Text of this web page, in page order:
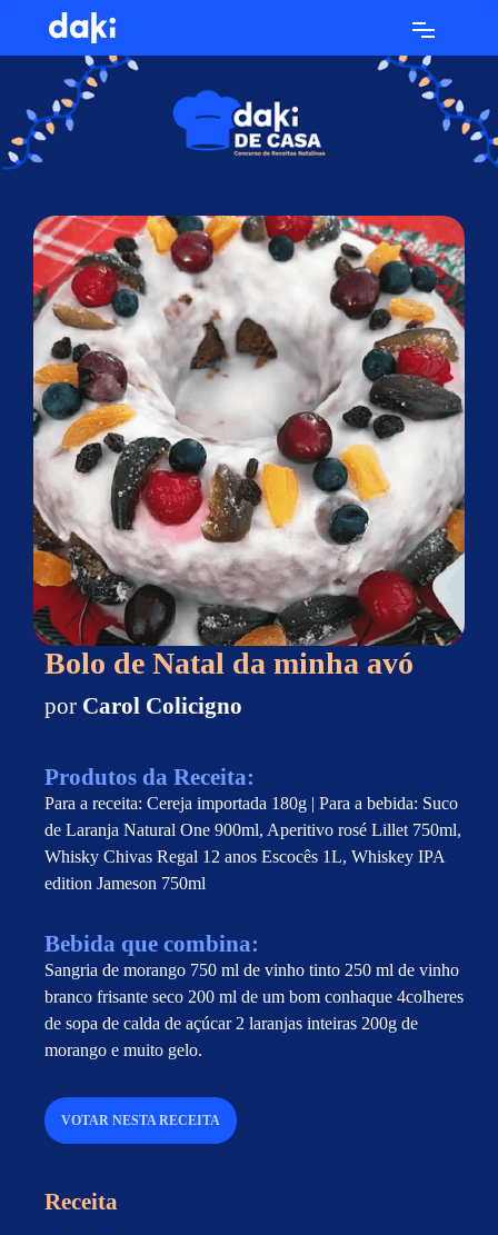
Bolo de Natal da minha avó
por Carol Colicigno
Produtos da Receita:
Para a receita: Cereja importada 180g | Para a bebida: Suco
de Laranja Natural One 900ml, Aperitivo rosé Lillet 750ml,
Whisky Chivas Regal 12 anos Escocês 1L, Whiskey IPA
edition Jameson 750ml
Bebida que combina:
Sangria de morango 750 ml de vinho tinto 250 ml de vinho
branco frisante seco 200 ml de um bom conhaque 4colheres
de sopa de calda de açúcar 2 laranjas inteiras 200g de
morango e muito gelo.
VOTAR NESTA RECEITA
Receita